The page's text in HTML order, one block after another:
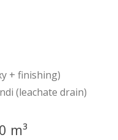
+ finishing)
(leachate drain)
m³